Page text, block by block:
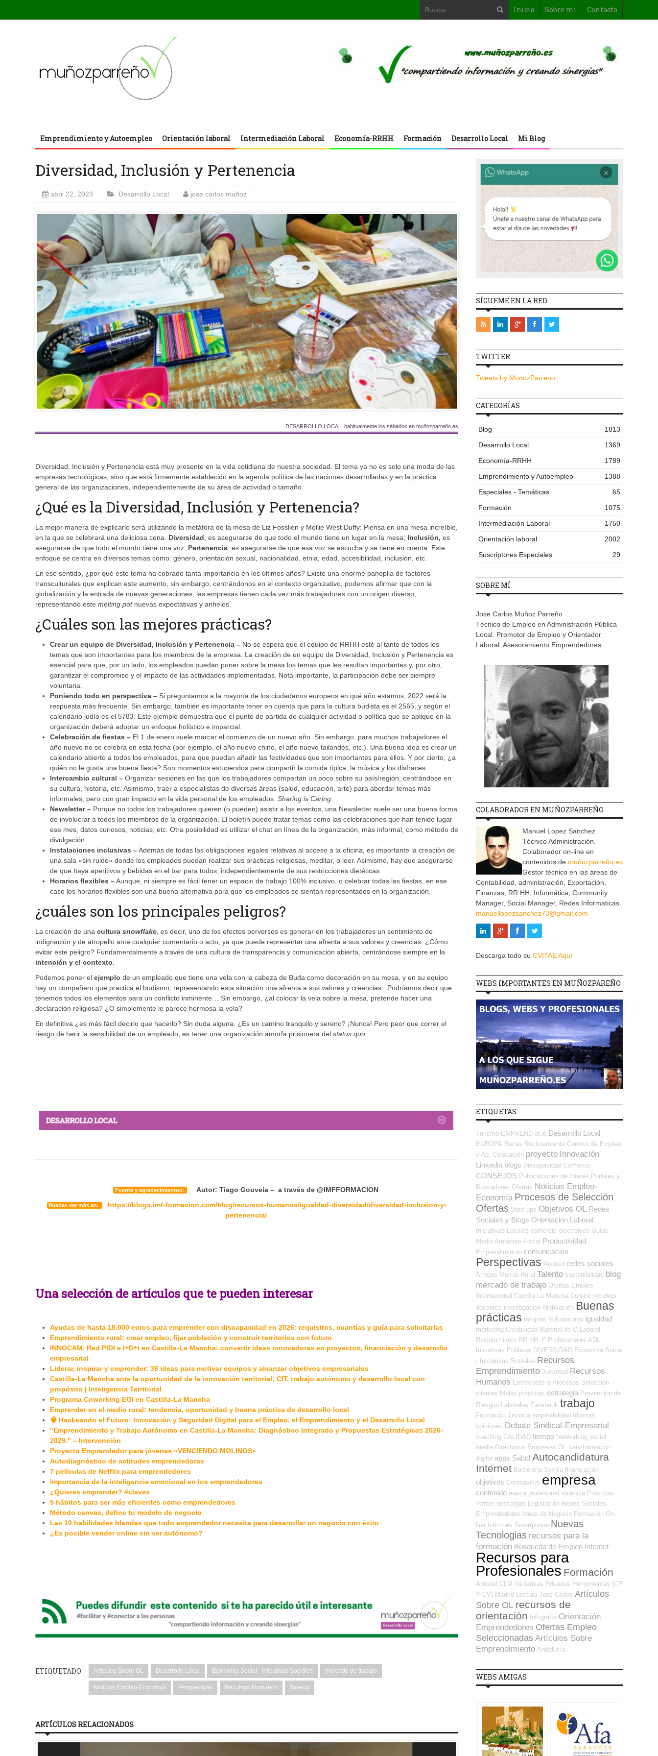
Inicio Sobre mi Contacto
Emprendimiento y Autoempleo Orientación laboral Intermediación Laboral Economía-RRHH Formación Desarrollo Local Mi Blog
Diversidad, Inclusión y Pertenencia
abril 22, 2023 Desarrollo Local jose carlos muñoz
DESARROLLO LOCAL, habitualmente los sábados en muñozparreño.es
Diversidad, Inclusión y Pertenencia está muy presente en la vida cotidiana de nuestra sociedad. El tema ya no es solo una moda de las
empresas tecnológicas, sino que está firmemente establecido en la agenda política de las naciones desarrolladas y en la práctica
general de las organizaciones, independientemente de su área de actividad o tamaño.
¿Qué es la Diversidad, Inclusión y Pertenencia?
La mejor manera de explicarlo será utilizando la metáfora de la mesa de Liz Fosslien y Mollie West Duffy: Piensa en una mesa increíble,
en la que se celebrará una deliciosa cena. Diversidad, es asegurarse de que todo el mundo tiene un lugar en la mesa; Inclusión, es
asegurarse de que todo el mundo tiene una voz; Pertenencia, es asegurarse de que esa voz se escucha y se tiene en cuenta. Este
enfoque se centra en diversos temas como: género, orientación sexual, nacionalidad, etnia, edad, accesibilidad, inclusión, etc.
En ese sentido, ¿por qué este tema ha cobrado tanta importancia en los últimos años? Existe una enorme panoplia de factores
transculturales que explican este aumento, sin embargo, centrándonos en el contexto organizativo, podemos afirmar que con la
globalización y la entrada de nuevas generaciones, las empresas tienen cada vez más trabajadores con un origen diverso,
representando este melting potnuevas expectativas y anhelos.
¿Cuáles son las mejores prácticas?
Crear un equipo de Diversidad, Inclusión y Pertenencia – No se espera que el equipo de RRHH esté al tanto de todos los
temas que son importantes para los miembros de la empresa. La creación de un equipo de Diversidad, Inclusión y Pertenencia es
esencial para que, por un lado, los empleados puedan poner sobre la mesa los temas que les resultan importantes y, por otro,
garantizar el compromiso y el impacto de las actividades implementadas. Nota importante, la participación debe ser siempre
voluntaria.
Poniendo todo en perspectiva – Si preguntamos a la mayoría de los ciudadanos europeos en qué año estamos, 2022 será la
respuesta más frecuente. Sin embargo, también es importante tener en cuenta que para la cultura budista es el 2565, y según el
calendario judío es el 5783. Este ejemplo demuestra que el punto de partida de cualquier actividad o política que se aplique en la
organización deberá adoptar un enfoque holístico e imparcial.
Celebración de fiestas – El 1 de enero suele marcar el comienzo de un nuevo año. Sin embargo, para muchos trabajadores el
año nuevo no se celebra en esta fecha (por ejemplo, el año nuevo chino, el año nuevo tailandés, etc.). Una buena idea es crear un
calendario abierto a todos los empleados, para que puedan añadir las festividades que son importantes para ellos. Y por cierto, ¿a
quién no le gusta una buena fiesta? Son momentos estupendos para compartir la comida típica, la música y los disfraces.
Intercambio cultural – Organizar sesiones en las que los trabajadores compartan un poco sobre su país/región, centrándose en
su cultura, historia, etc. Asimismo, traer a especialistas de diversas áreas (salud, educación, arte) para abordar temas más
informales, pero con gran impacto en la vida personal de los empleados. Sharing is Caring.
Newsletter – Porque no todos los trabajadores quieren (o pueden) asistir a los eventos, una Newsletter suele ser una buena forma
de involucrar a todos los miembros de la organización. El boletín puede tratar temas como las celebraciones que han tenido lugar
ese mes, datos curiosos, noticias, etc. Otra posibilidad es utilizar el chat en línea de la organización, más informal, como método de
divulgación.
Instalaciones inclusivas –Además de todas las obligaciones legales relativas al acceso a la oficina, es importante la creación de
una sala «sin ruido» donde los empleados puedan realizar sus prácticas religiosas, meditar, o leer. Asimismo, hay que asegurarse
de que haya aperitivos y bebidas en el bar para todos, independientemente de sus restricciones dietéticas.
Horarios flexibles –Aunque, ni siempre es fácil tener un espacio de trabajo 100% inclusivo, o celebrar todas las fiestas, en ese
caso los horarios flexibles son una buena alternativa para que los empleados se sientan representados en la organización.
¿cuáles son los principales peligros?
La creación de una cultura snowflake, es decir, uno de los efectos perversos es generar en los trabajadores un sentimiento de
indignación y de atropello ante cualquier comentario o acto, ya que puede representar una afrenta a sus valores y creencias. ¿Cómo
evitar este peligro? Fundamentalmente a través de una cultura de transparencia y comunicación abierta, centrándose siempre en la
intención y el contexto.
Podemos poner el ejemplo de un empleado que tiene una vela con la cabeza de Buda como decoración en su mesa, y en su equipo
hay un compañero que practica el budismo, representando esta situación una afrenta a sus valores y creencias. Podríamos decir que
tenemos todos los elementos para un conflicto inminente… Sin embargo, ¿al colocar la vela sobre la mesa, pretende hacer una
declaración religiosa? ¿O simplemente le parece hermosa la vela?
En definitiva ¿es más fácil decirlo que hacerlo? Sin duda alguna. ¿Es un camino tranquilo y sereno? ¡Nunca! Pero peor que correr el
riesgo de herir la sensibilidad de un empleado, es tener una organización amorfa prisionera del status quo.
Fuente y agradecimientos: Autor: Tiago Gouveia – a través de @IMFFORMACION
Puedes ver más en:
https://blogs.imf-formacion.com/blog/recursos-humanos/igualdad-diversidad/diversidad-inclusion-y-
pertenencia/
Una selección de artículos que te pueden interesar
Ayudas de hasta 18.000 euros para emprender con discapacidad en 2026: requisitos, cuantías y guía para solicitarlas
Emprendimiento rural: crear empleo, fijar población y construir territorios con futuro
INNOCAM, Red PIDI e I+D+i en Castilla-La Mancha: convertir ideas innovadoras en proyectos, financiación y desarrollo
empresarial
Liderar, inspirar y emprender: 39 ideas para motivar equipos y alcanzar objetivos empresariales
Castilla-La Mancha ante la oportunidad de la innovación territorial: CIT, trabajo autónomo y desarrollo local con
propósito | Inteligencia Territorial
Programa Coworking EOI en Castilla-La Mancha
Emprender en el medio rural: tendencia, oportunidad y buena práctica de desarrollo local
🧠 Hackeando el Futuro: Innovación y Seguridad Digital para el Empleo, el Emprendimiento y el Desarrollo Local
“Emprendimiento y Trabajo Autónomo en Castilla-La Mancha: Diagnóstico Integrado y Propuestas Estratégicas 2026–
2029.” – Intervención
Proyecto Emprendedor para jóvenes «VENCIENDO MOLINOS»
Autodiagnóstico de actitudes emprendedoras
7 películas de Netflix para emprendedores
Importancia de la inteligencia emocional en los emprendedores
¿Quieres emprender? #claves
5 hábitos para ser más eficientes como emprendedores
Método canvas, define tu modelo de negocio
Las 10 habilidades blandas que todo emprendedor necesita para desarrollar un negocio con éxito
¿Es posible vender online sin ser autónomo?
ETIQUETADO Artículos Sobre OL Desarrollo Local Economía Social - Iniciativas Sociales mercado de trabajo
Noticias Empleo-Economía Perspectivas Recursos Humanos Talento
ARTÍCULOS RELACIONADOS
SÍGUEME EN LA RED
TWITTER
Tweets by MunozParreno
CATEGORÍAS
Blog
1813
Desarrollo Local
1369
Economía-RRHH
1789
Emprendimiento y Autoempleo
1388
Especiales - Temáticas
65
Formación
1075
Intermediación Laboral
1750
Orientación laboral
2002
Suscriptores Especiales
29
SOBRE MÍ
Jose Carlos Muñoz Parreño
Técnico de Empleo en Administración Pública
Local. Promotor de Empleo y Orientador
Laboral. Asesoramiento Emprendedores
COLABORADOR EN MUÑOZPARREÑO
Manuel Lopez Sanchez.
Técnico Administración.
Colaborador on-line en
contenidos de muñozparreño.es
Gestor técnico en las áreas de
Contabilidad, administración, Exportación,
Finanzas, RR.HH, Informática, Community
Manager, Social Manager, Redes Informaticas.
manuellopezsanchez73@gmail.com
Descarga todo su CVITAE Aquí
WEBS IMPORTANTES EN MUÑOZPAREÑO
ETIQUETAS
Turismo EMPREND ocio Desarrollo Local
EUROPA Becas Reclutamiento Centros de Empleo
y Ag. Colocación proyecto Innovación
Linkedin blogs Discapacidad Comercio
CONSEJOS Publicaciones de Interés Portales y
Buscadores Ofertas Noticias Empleo-
Economía Procesos de Selección
Ofertas Start-ups Objetivos OL Redes
Sociales y Blogs Orientación Laboral
Iniciativas Locales comercio electrónico Guías
Medio Ambiente Fiscal Productividad
Emprendimiento comunicación
Perspectivas Android redes sociales
Amigos Murcia Rural Talento sostenibilidad blog
mercado de trabajo Ofertas Empleo
Internacional Castilla La Mancha Cultura recursos
docentes investigación Motivación Buenas
prácticas
Infojobs Voluntariado Igualdad
marketing Creatividad Material de O.Laboral
Reclutamiento RR.HH.
F Profesionales ADL
Iniciativas Públicas DIVERSIDAD Economía Social
- Iniciativas Sociales Recursos
Emprendimiento Juventud Recursos
Humanos Entrevistas y Procesos Selección
clientes Malas prácticas estrategia Prevención de
Riesgos Laborales Facebook trabajo
Formación Técnica empleabilidad
Idiomas
opiniones Debate Sindical-Empresarial
coaching CALIDAD tiempo Networking social
media Directorios Empresas OL
transformación
digital apps Salud Autocandidatura
Internet Barcelona Sevilla financiación
objetivos Coronavirus empresa
contenido marca profesional Valencia Prácticas
Twitter descargas Legislación Redes Sociales
Emprendedores
Ideas de Negocio Formación On-
line Informes Smartphone Nuevas
Tecnologias recursos para la
formación Búsqueda de Empleo Internet
Recursos para
Profesionales Formación
Aprodel CLM Iniciativas Privadas Herramientas (CP
Y CV) Madrid Lectura José Carlos Artículos
Sobre OL recursos de
orientación
Infografía Orientación
Emprendedores Ofertas Empleo
Seleccionadas Artículos Sobre
Emprendimiento Andalucía
WEBS AMIGAS